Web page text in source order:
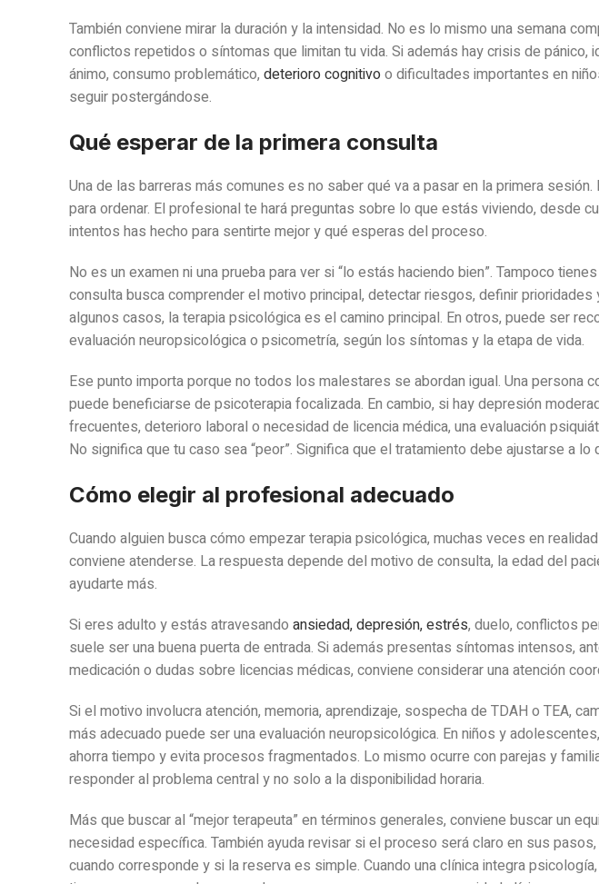
También conviene mirar la duración y la intensidad. No es lo mismo una semana
conflictos repetidos o síntomas que limitan tu vida. Si además hay crisis de
ánimo, consumo problemático, deterioro cognitivoo dificultades importantes en
seguir postergándose.
Qué esperar de la primera consulta
Una de las barreras más comunes es no saber qué va a pasar en la primera
para ordenar. El profesional te hará preguntas sobre lo que estás viviendo, desde
intentos has hecho para sentirte mejor y qué esperas del proceso.
No es un examen ni una prueba para ver si “lo estás haciendo bien”. Tampoco
consulta busca comprender el motivo principal, detectar riesgos, definir
algunos casos, la terapia psicológica es el camino principal. En otros, puede ser
evaluación neuropsicológica o psicometría, según los síntomas y la etapa de vida.
Ese punto importa porque no todos los malestares se abordan igual. Una persona
puede beneficiarse de psicoterapia focalizada. En cambio, si hay depresión
frecuentes, deterioro laboral o necesidad de licencia médica, una evaluación
No significa que tu caso sea “peor”. Significa que el tratamiento debe ajustarse a lo
Cómo elegir al profesional adecuado
Cuando alguien busca cómo empezar terapia psicológica, muchas veces en
conviene atenderse. La respuesta depende del motivo de consulta, la edad del
ayudarte más.
Si eres adulto y estás atravesando ansiedad, depresión, estrés, duelo, conflictos
suele ser una buena puerta de entrada. Si además presentas síntomas intensos,
medicación o dudas sobre licencias médicas, conviene considerar una atención
Si el motivo involucra atención, memoria, aprendizaje, sospecha de TDAH o TEA,
más adecuado puede ser una evaluación neuropsicológica. En niños y
ahorra tiempo y evita procesos fragmentados. Lo mismo ocurre con parejas y
responder al problema central y no solo a la disponibilidad horaria.
Más que buscar al “mejor terapeuta” en términos generales, conviene buscar un
necesidad específica. También ayuda revisar si el proceso será claro en sus
cuando corresponde y si la reserva es simple. Cuando una clínica integra